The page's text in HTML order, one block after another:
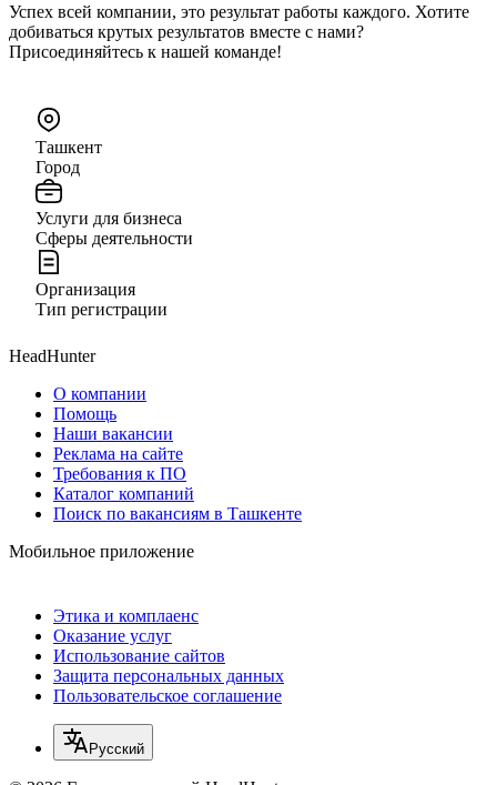
Успех всей компании, это результат работы каждого. Хотите
добиваться крутых результатов вместе с нами?
Присоединяйтесь к нашей команде!
Ташкент
Город
Услуги для бизнеса
Сферы деятельности
Организация
Тип регистрации
HeadHunter
О компании
Помощь
Наши вакансии
Реклама на сайте
Требования к ПО
Каталог компаний
Поиск по вакансиям в Ташкенте
Мобильное приложение
Этика и комплаенс
Оказание услуг
Использование сайтов
Защита персональных данных
Пользовательское соглашение
Русский